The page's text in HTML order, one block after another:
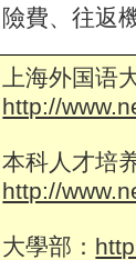
險費、往返
上海外国语
http://
本科人才培
http://
大學部：